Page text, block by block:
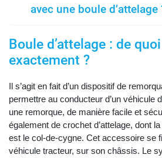
avec une boule d’attelage
Boule d’attelage : de
exactement ?
Il s’agit en fait d’un dispositif de
permettre au conducteur d’un véhicule
une remorque, de manière facile et
également de crochet d’attelage, dont
est le col-de-cygne. Cet accessoire se
véhicule tracteur, sur son châssis. Le